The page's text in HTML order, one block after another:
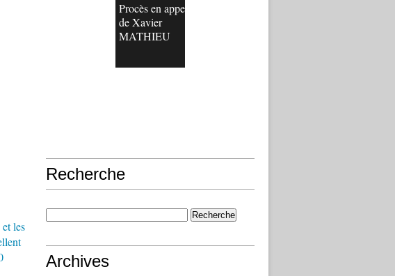
Procès en appel
de Xavier
MATHIEU
Recherche
Archives